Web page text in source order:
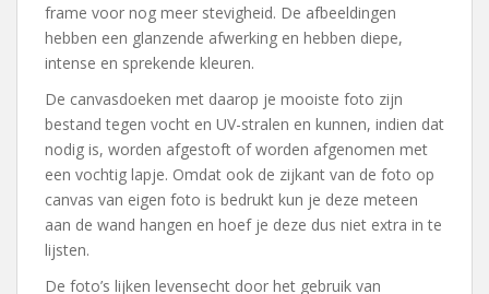
frame voor nog meer stevigheid. De afbeeldingen
hebben een glanzende afwerking en hebben diepe,
intense en sprekende kleuren.
De canvasdoeken met daarop je mooiste foto zijn
bestand tegen vocht en UV-stralen en kunnen, indien dat
nodig is, worden afgestoft of worden afgenomen met
een vochtig lapje. Omdat ook de zijkant van de foto op
canvas van eigen foto is bedrukt kun je deze meteen
aan de wand hangen en hoef je deze dus niet extra in te
lijsten.
De foto’s lijken levensecht door het gebruik van